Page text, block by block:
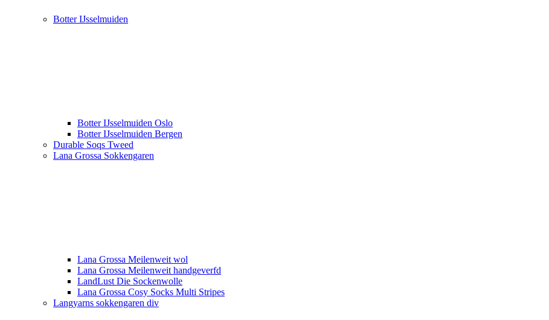
Botter IJsselmuiden
Botter IJsselmuiden Oslo
Botter IJsselmuiden Bergen
Durable Soqs Tweed
Lana Grossa Sokkengaren
Lana Grossa Meilenweit wol
Lana Grossa Meilenweit handgeverfd
LandLust Die Sockenwolle
Lana Grossa Cosy Socks Multi Stripes
Langyarns sokkengaren div